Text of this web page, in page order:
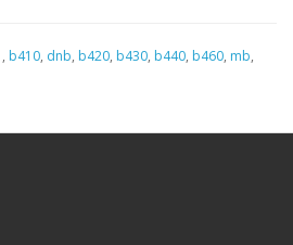
, b410, dnb, b420, b430, b440, b460, mb,